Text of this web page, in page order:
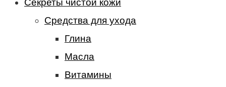
Секреты чистой кожи
Средства для ухода
Глина
Масла
Витамины